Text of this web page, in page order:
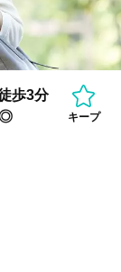
歩3分
◎
キープ